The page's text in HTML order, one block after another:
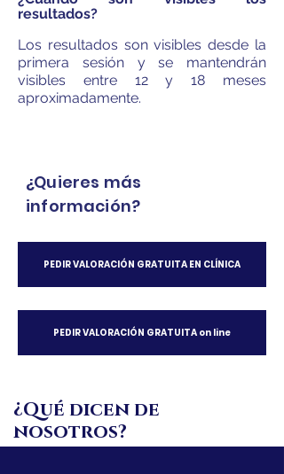
resultados?
Los resultados son visibles desde la
primera sesión y se mantendrán
visibles entre 12 y 18 meses
aproximadamente.
¿Quieres más
información?
PEDIR VALORACIÓN GRATUITA EN CLÍNICA
PEDIR VALORACIÓN GRATUITA on line
¿Qué dicen de
nosotros?